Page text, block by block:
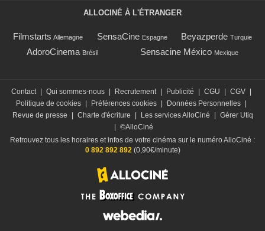
ALLOCINÉ À L'ÉTRANGER
Filmstarts Allemagne SensaCine Espagne Beyazperde Turquie
AdoroCinema Brésil Sensacine México Mexique
Contact Qui sommes-nous Recrutement Publicité CGU CGV
Politique de cookies
Préférences cookies Données Personnelles
Revue de presse
Charte d'écriture Les services AlloCiné
Gérer Utiq
©AlloCiné
Retrouvez tous les horaires et infos de votre cinéma sur le numéro AlloCiné :
0 892 892 892(0,90€/minute)